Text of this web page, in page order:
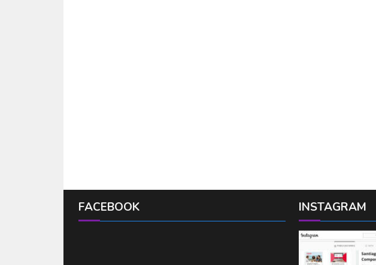
FACEBOOK
INSTAGRAM